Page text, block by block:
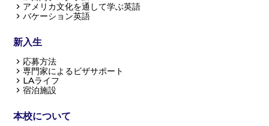
アメリカ文化を通して学ぶ英語
バケーション英語
新入生
応募方法
専門家によるビザサポート
LAライフ
宿泊施設
本校について